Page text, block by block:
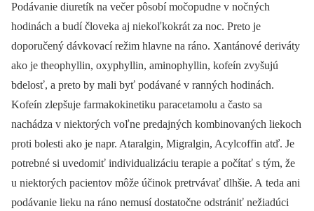
Podávanie diuretík na večer pôsobí močopudne v nočných
hodinách a budí človeka aj niekoľkokrát za noc. Preto je
doporučený dávkovací režim hlavne na ráno. Xantánové deriváty
ako je theophyllin, oxyphyllin, aminophyllin, kofeín zvyšujú
bdelosť, a preto by mali byť podávané v ranných hodinách.
Kofeín zlepšuje farmakokinetiku paracetamolu a často sa
nachádza v niektorých voľne predajných kombinovaných liekoch
proti bolesti ako je napr. Ataralgin, Migralgin, Acylcoffin atď. Je
potrebné si uvedomiť individualizáciu terapie a počítať s tým, že
u niektorých pacientov môže účinok pretrvávať dlhšie. A teda ani
podávanie lieku na ráno nemusí dostatočne odstrániť nežiadúci